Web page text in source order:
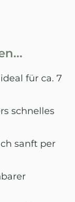
für ca. 7
schnelles
sanft per